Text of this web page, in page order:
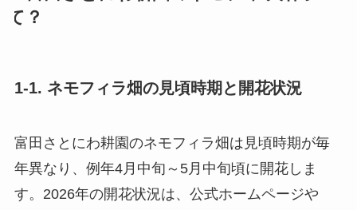
て？
1-1. ネモフィラ畑の見頃時期と開花状況
富田さとにわ耕園のネモフィラ畑は見頃時期が毎
年異なり、例年4月中旬～5月中旬頃に開花しま
す。2026年の開花状況は、公式ホームページや